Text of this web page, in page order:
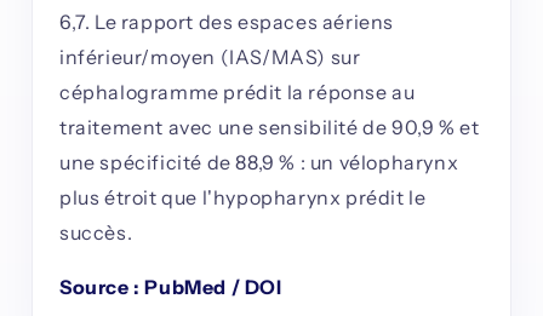
6,7. Le rapport des espaces aériens
inférieur/moyen (IAS/MAS) sur
céphalogramme prédit la réponse au
traitement avec une sensibilité de 90,9 % et
une spécificité de 88,9 % : un vélopharynx
plus étroit que l'hypopharynx prédit le
succès.
Source : PubMed / DOI